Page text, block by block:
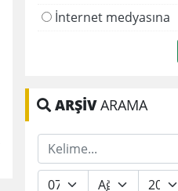
İnternet medyasına
ARŞİVARAMA